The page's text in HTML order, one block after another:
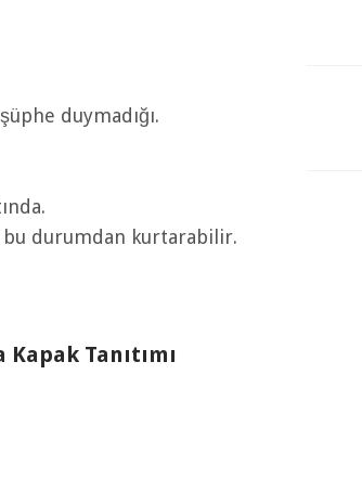
duymadığı.
bu durumdan kurtarabilir.
Tanıtımı